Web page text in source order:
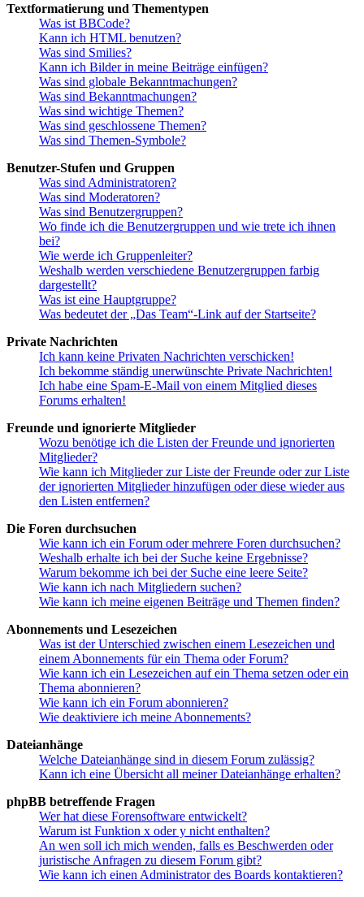
Textformatierung und Thementypen
Was ist BBCode?
Kann ich HTML benutzen?
Was sind Smilies?
Kann ich Bilder in meine Beiträge einfügen?
Was sind globale Bekanntmachungen?
Was sind Bekanntmachungen?
Was sind wichtige Themen?
Was sind geschlossene Themen?
Was sind Themen-Symbole?
Benutzer-Stufen und Gruppen
Was sind Administratoren?
Was sind Moderatoren?
Was sind Benutzergruppen?
Wo finde ich die Benutzergruppen und wie trete ich ihnen
bei?
Wie werde ich Gruppenleiter?
Weshalb werden verschiedene Benutzergruppen farbig
dargestellt?
Was ist eine Hauptgruppe?
Was bedeutet der „Das Team“-Link auf der Startseite?
Private Nachrichten
Ich kann keine Privaten Nachrichten verschicken!
Ich bekomme ständig unerwünschte Private Nachrichten!
Ich habe eine Spam-E-Mail von einem Mitglied dieses
Forums erhalten!
Freunde und ignorierte Mitglieder
Wozu benötige ich die Listen der Freunde und ignorierten
Mitglieder?
Wie kann ich Mitglieder zur Liste der Freunde oder zur Liste
der ignorierten Mitglieder hinzufügen oder diese wieder aus
den Listen entfernen?
Die Foren durchsuchen
Wie kann ich ein Forum oder mehrere Foren durchsuchen?
Weshalb erhalte ich bei der Suche keine Ergebnisse?
Warum bekomme ich bei der Suche eine leere Seite?
Wie kann ich nach Mitgliedern suchen?
Wie kann ich meine eigenen Beiträge und Themen finden?
Abonnements und Lesezeichen
Was ist der Unterschied zwischen einem Lesezeichen und
einem Abonnements für ein Thema oder Forum?
Wie kann ich ein Lesezeichen auf ein Thema setzen oder ein
Thema abonnieren?
Wie kann ich ein Forum abonnieren?
Wie deaktiviere ich meine Abonnements?
Dateianhänge
Welche Dateianhänge sind in diesem Forum zulässig?
Kann ich eine Übersicht all meiner Dateianhänge erhalten?
phpBB betreffende Fragen
Wer hat diese Forensoftware entwickelt?
Warum ist Funktion x oder y nicht enthalten?
An wen soll ich mich wenden, falls es Beschwerden oder
juristische Anfragen zu diesem Forum gibt?
Wie kann ich einen Administrator des Boards kontaktieren?